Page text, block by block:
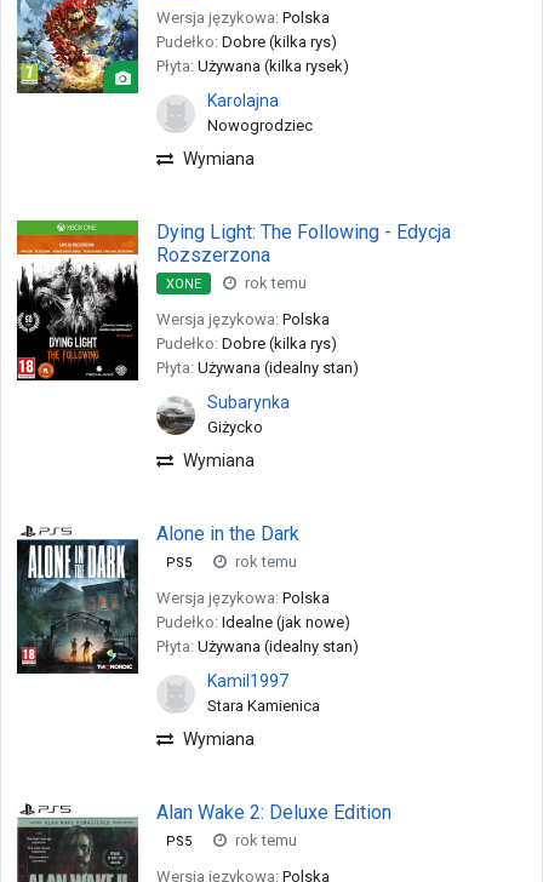
Wersja językowa: Polska
Pudełko: Dobre (kilka rys)
Płyta: Używana (kilka rysek)
Karolajna
Nowogrodziec
Wymiana
Dying Light: The Following - Edycja
Rozszerzona
XONE
rok temu
Wersja językowa: Polska
Pudełko: Dobre (kilka rys)
Płyta: Używana (idealny stan)
Subarynka
Giżycko
Wymiana
Alone in the Dark
PS5
rok temu
Wersja językowa: Polska
Pudełko: Idealne (jak nowe)
Płyta: Używana (idealny stan)
Kamil1997
Stara Kamienica
Wymiana
Alan Wake 2: Deluxe Edition
PS5
rok temu
Wersja językowa: Polska